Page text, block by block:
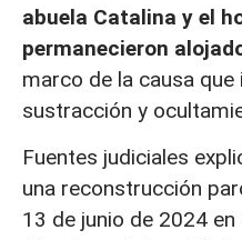
abuela Catalina y el
permanecieron
marco de la causa
sustracción y
Fuentes judiciales
una reconstrucción
13 de junio de 2024